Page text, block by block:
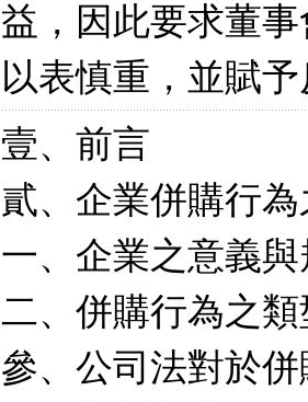
益，因此要求董
以表慎重，並賦
壹、前言
貳、企業併購行
一、企業之意義
二、併購行為之類
參、公司法對於